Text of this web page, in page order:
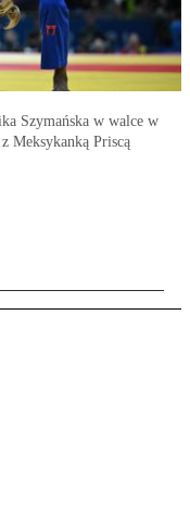
Szymańska w walce w
Meksykanką Priscą